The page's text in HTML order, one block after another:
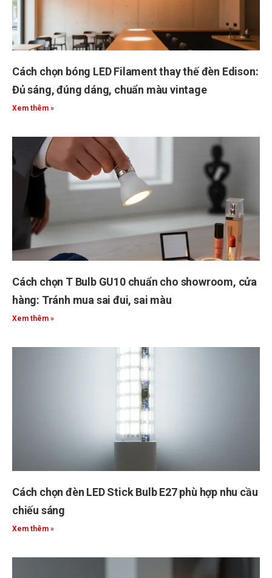
Cách chọn bóng LED Filament thay thế đèn Edison:
Đủ sáng, đúng dáng, chuẩn màu vintage
Xem thêm »
Cách chọn T Bulb GU10 chuẩn cho showroom, cửa
hàng: Tránh mua sai đui, sai màu
Xem thêm »
Cách chọn đèn LED Stick Bulb E27 phù hợp nhu cầu
chiếu sáng
Xem thêm »